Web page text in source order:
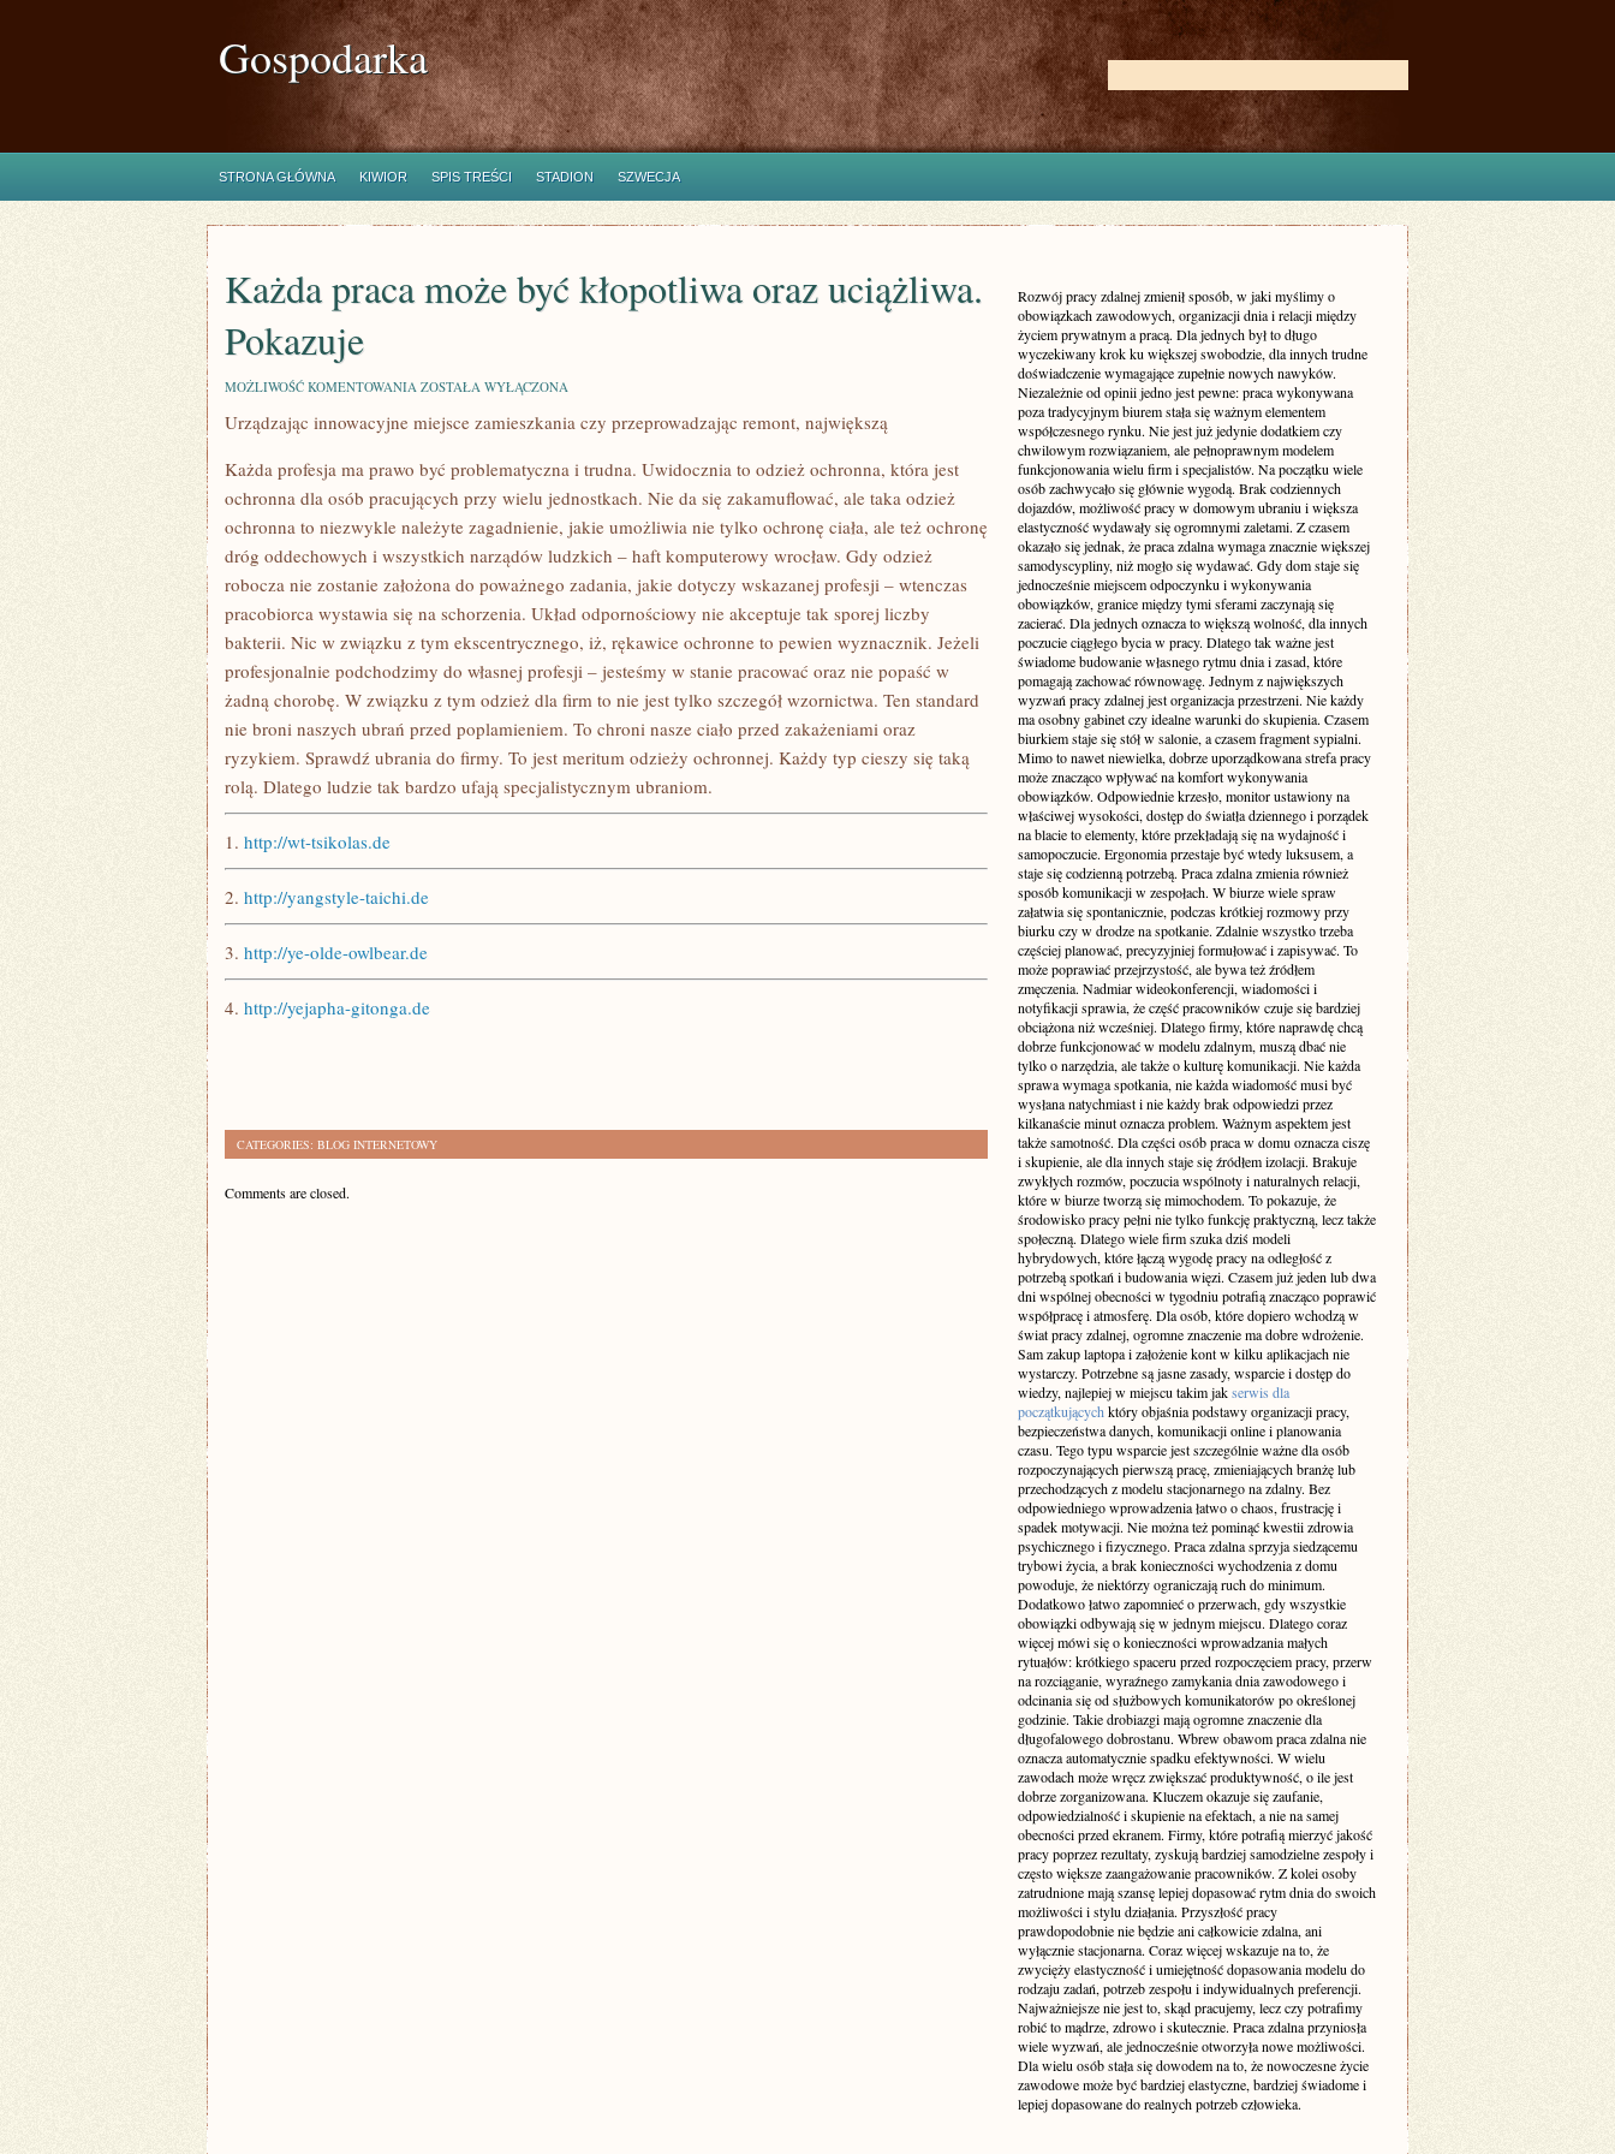
Gospodarka
STRONA GŁÓWNA KIWIOR SPIS TREŚCI STADION SZWECJA
Każda praca może być kłopotliwa oraz uciążliwa.
Pokazuje
MOŻLIWOŚĆ KOMENTOWANIA KAŻDA
MOŻE
BYĆ
ORAZ
UCIĄŻLIWA.
POKAZUJE
ZOSTAŁA WYŁĄCZONA
Urządzając innowacyjne miejsce zamieszkania czy przeprowadzając remont, największą
Każda profesja ma prawo być problematyczna i trudna. Uwidocznia to odzież ochronna, która jest
ochronna dla osób pracujących przy wielu jednostkach. Nie da się zakamuflować, ale taka odzież
ochronna to niezwykle należyte zagadnienie, jakie umożliwia nie tylko ochronę ciała, ale też ochronę
dróg oddechowych i wszystkich narządów ludzkich – haft komputerowy wrocław. Gdy odzież
robocza nie zostanie założona do poważnego zadania, jakie dotyczy wskazanej profesji – wtenczas
pracobiorca wystawia się na schorzenia. Układ odpornościowy nie akceptuje tak sporej liczby
bakterii. Nic w związku z tym ekscentrycznego, iż, rękawice ochronne to pewien wyznacznik. Jeżeli
profesjonalnie podchodzimy do własnej profesji – jesteśmy w stanie pracować oraz nie popaść w
żadną chorobę. W związku z tym odzież dla firm to nie jest tylko szczegół wzornictwa. Ten standard
nie broni naszych ubrań przed poplamieniem. To chroni nasze ciało przed zakażeniami oraz
ryzykiem. Sprawdź ubrania do firmy. To jest meritum odzieży ochronnej. Każdy typ cieszy się taką
rolą. Dlatego ludzie tak bardzo ufają specjalistycznym ubraniom.
1. http://wt-tsikolas.de
2. http://yangstyle-taichi.de
3. http://ye-olde-owlbear.de
4. http://yejapha-gitonga.de
CATEGORIES: BLOG INTERNETOWY
Comments are closed.
Rozwój pracy zdalnej zmienił sposób, w jaki myślimy o
obowiązkach zawodowych, organizacji dnia i relacji między
życiem prywatnym a pracą. Dla jednych był to długo
wyczekiwany krok ku większej swobodzie, dla innych trudne
doświadczenie wymagające zupełnie nowych nawyków.
Niezależnie od opinii jedno jest pewne: praca wykonywana
poza tradycyjnym biurem stała się ważnym elementem
współczesnego rynku. Nie jest już jedynie dodatkiem czy
chwilowym rozwiązaniem, ale pełnoprawnym modelem
funkcjonowania wielu firm i specjalistów. Na początku wiele
osób zachwycało się głównie wygodą. Brak codziennych
dojazdów, możliwość pracy w domowym ubraniu i większa
elastyczność wydawały się ogromnymi zaletami. Z czasem
okazało się jednak, że praca zdalna wymaga znacznie większej
samodyscypliny, niż mogło się wydawać. Gdy dom staje się
jednocześnie miejscem odpoczynku i wykonywania
obowiązków, granice między tymi sferami zaczynają się
zacierać. Dla jednych oznacza to większą wolność, dla innych
poczucie ciągłego bycia w pracy. Dlatego tak ważne jest
świadome budowanie własnego rytmu dnia i zasad, które
pomagają zachować równowagę. Jednym z największych
wyzwań pracy zdalnej jest organizacja przestrzeni. Nie każdy
ma osobny gabinet czy idealne warunki do skupienia. Czasem
biurkiem staje się stół w salonie, a czasem fragment sypialni.
Mimo to nawet niewielka, dobrze uporządkowana strefa pracy
może znacząco wpływać na komfort wykonywania
obowiązków. Odpowiednie krzesło, monitor ustawiony na
właściwej wysokości, dostęp do światła dziennego i porządek
na blacie to elementy, które przekładają się na wydajność i
samopoczucie. Ergonomia przestaje być wtedy luksusem, a
staje się codzienną potrzebą. Praca zdalna zmienia również
sposób komunikacji w zespołach. W biurze wiele spraw
załatwia się spontanicznie, podczas krótkiej rozmowy przy
biurku czy w drodze na spotkanie. Zdalnie wszystko trzeba
częściej planować, precyzyjniej formułować i zapisywać. To
może poprawiać przejrzystość, ale bywa też źródłem
zmęczenia. Nadmiar wideokonferencji, wiadomości i
notyfikacji sprawia, że część pracowników czuje się bardziej
obciążona niż wcześniej. Dlatego firmy, które naprawdę chcą
dobrze funkcjonować w modelu zdalnym, muszą dbać nie
tylko o narzędzia, ale także o kulturę komunikacji. Nie każda
sprawa wymaga spotkania, nie każda wiadomość musi być
wysłana natychmiast i nie każdy brak odpowiedzi przez
kilkanaście minut oznacza problem. Ważnym aspektem jest
także samotność. Dla części osób praca w domu oznacza ciszę
i skupienie, ale dla innych staje się źródłem izolacji. Brakuje
zwykłych rozmów, poczucia wspólnoty i naturalnych relacji,
które w biurze tworzą się mimochodem. To pokazuje, że
środowisko pracy pełni nie tylko funkcję praktyczną, lecz także
społeczną. Dlatego wiele firm szuka dziś modeli
hybrydowych, które łączą wygodę pracy na odległość z
potrzebą spotkań i budowania więzi. Czasem już jeden lub dwa
dni wspólnej obecności w tygodniu potrafią znacząco poprawić
współpracę i atmosferę. Dla osób, które dopiero wchodzą w
świat pracy zdalnej, ogromne znaczenie ma dobre wdrożenie.
Sam zakup laptopa i założenie kont w kilku aplikacjach nie
wystarczy. Potrzebne są jasne zasady, wsparcie i dostęp do
wiedzy, najlepiej w miejscu takim jakserwis dla
początkujących który objaśnia podstawy organizacji pracy,
bezpieczeństwa danych, komunikacji online i planowania
czasu. Tego typu wsparcie jest szczególnie ważne dla osób
rozpoczynających pierwszą pracę, zmieniających branżę lub
przechodzących z modelu stacjonarnego na zdalny. Bez
odpowiedniego wprowadzenia łatwo o chaos, frustrację i
spadek motywacji. Nie można też pominąć kwestii zdrowia
psychicznego i fizycznego. Praca zdalna sprzyja siedzącemu
trybowi życia, a brak konieczności wychodzenia z domu
powoduje, że niektórzy ograniczają ruch do minimum.
Dodatkowo łatwo zapomnieć o przerwach, gdy wszystkie
obowiązki odbywają się w jednym miejscu. Dlatego coraz
więcej mówi się o konieczności wprowadzania małych
rytuałów: krótkiego spaceru przed rozpoczęciem pracy, przerw
na rozciąganie, wyraźnego zamykania dnia zawodowego i
odcinania się od służbowych komunikatorów po określonej
godzinie. Takie drobiazgi mają ogromne znaczenie dla
długofalowego dobrostanu. Wbrew obawom praca zdalna nie
oznacza automatycznie spadku efektywności. W wielu
zawodach może wręcz zwiększać produktywność, o ile jest
dobrze zorganizowana. Kluczem okazuje się zaufanie,
odpowiedzialność i skupienie na efektach, a nie na samej
obecności przed ekranem. Firmy, które potrafią mierzyć jakość
pracy poprzez rezultaty, zyskują bardziej samodzielne zespoły i
często większe zaangażowanie pracowników. Z kolei osoby
zatrudnione mają szansę lepiej dopasować rytm dnia do swoich
możliwości i stylu działania. Przyszłość pracy
prawdopodobnie nie będzie ani całkowicie zdalna, ani
wyłącznie stacjonarna. Coraz więcej wskazuje na to, że
zwycięży elastyczność i umiejętność dopasowania modelu do
rodzaju zadań, potrzeb zespołu i indywidualnych preferencji.
Najważniejsze nie jest to, skąd pracujemy, lecz czy potrafimy
robić to mądrze, zdrowo i skutecznie. Praca zdalna przyniosła
wiele wyzwań, ale jednocześnie otworzyła nowe możliwości.
Dla wielu osób stała się dowodem na to, że nowoczesne życie
zawodowe może być bardziej elastyczne, bardziej świadome i
lepiej dopasowane do realnych potrzeb człowieka.